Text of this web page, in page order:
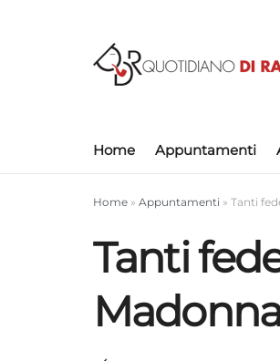
Home Appuntamenti
Home » Appuntamenti » Tanti
Tanti